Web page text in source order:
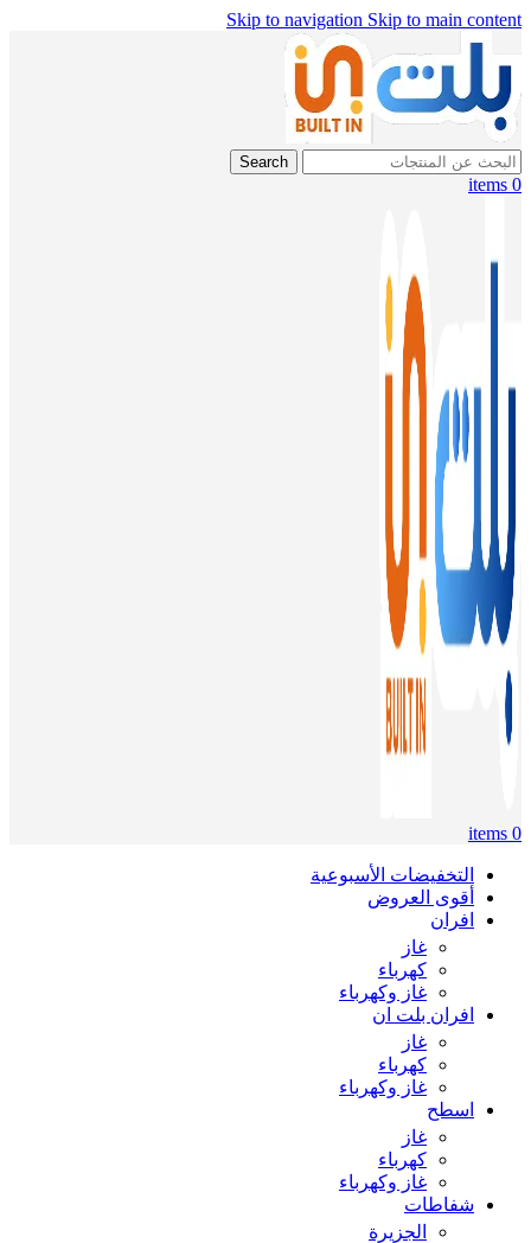
Skip to navigation Skip to main content
Search
0
items
0
items
التخفيضات الأسبوعية
أقوى العروض
افران
غاز
كهرباء
غاز وكهرباء
افران بلت ان
غاز
كهرباء
غاز وكهرباء
اسطح
غاز
كهرباء
غاز وكهرباء
شفاطات
الجزيرة